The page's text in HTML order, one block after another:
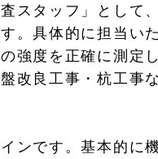
スタッフ」として
。具体的に担当い
強度を正確に測定
改良工事・杭工事
ンです。基本的に